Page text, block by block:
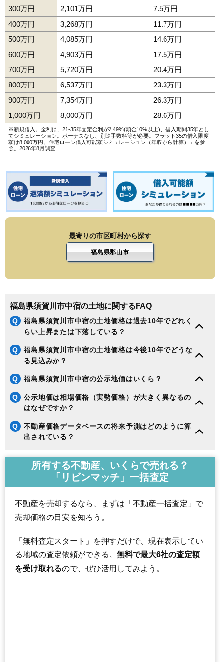
300万円
2,101万円
7.5万円
400万円
3,268万円
11.7万円
500万円
4,085万円
14.6万円
600万円
4,903万円
17.5万円
700万円
5,720万円
20.4万円
800万円
6,537万円
23.3万円
900万円
7,354万円
26.3万円
1,000万円
8,000万円 28.6万円
※新規借入。金利は、21-35年固定金利が2.49%(頭金10%以上)、借入期間35年とし
てシミュレーション。ボーナスなし、別途手数料等が必要。フラット35の借入限度
額は8,000万円。 住宅ローン借入可能額シミュレーション（年収から計算）
」を参
照。2026年8月調査
最寄りの市区町村から探す
福島県郡山市
福島県須賀川市中宿の土地に関するFAQ
Q
福島県須賀川市中宿の土地価格は過去10年でどれく
らい上昇または下落している？
Q
福島県須賀川市中宿の土地価格は今後10年でどうな
る見込みか？
Q 福島県須賀川市中宿の公示地価はいくら？
Q
公示地価は相場価格（実勢価格）が大きく異なるの
はなぜですか？
Q
不動産価格データベースの将来予測はどのように算
出されている？
所有する不動産、いくらで売れる？
「リビンマッチ」一括査定
不動産を売却するなら、まずは「不動産一括査定」で
売却価格の目安を知ろう。
「無料査定スタート」を押すだけで、現在表示してい
る地域の査定依頼ができる。 無料で最大6社の査定額
を受け取れるので、ぜひ活用してみよう。